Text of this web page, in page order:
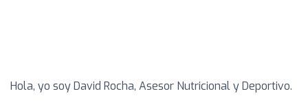
Hola, yo soy David Rocha, Asesor Nutricional y Deportivo.